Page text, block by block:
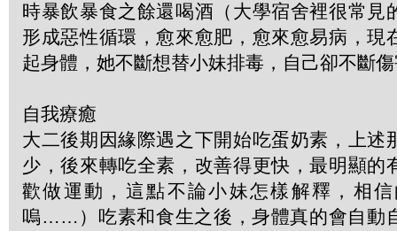
時暴飲暴食之餘還喝酒（大學宿舍裡很常見
形成惡性循環，愈來愈肥，愈來愈易病，現
起身體，她不斷想替小妹排毒，自己卻不斷
自我療癒
大二後期因緣際遇之下開始吃蛋奶素，上述
少，後來轉吃全素，改善得更快，最明顯的
歡做運動，這點不論小妹怎樣解釋，相
嗚……）吃素和食生之後，身體真的會自動